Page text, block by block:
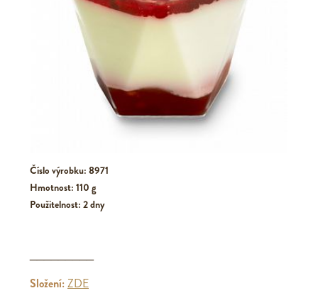
Číslo výrobku: 8971
Hmotnost: 110 g
Použitelnost: 2 dny
Složení:ZDE